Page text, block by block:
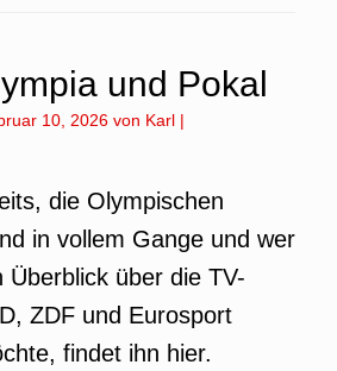
und Pokal
10, 2026 von Karl |
die Olympischen
in vollem Gange und wer
Überblick über die TV-
ZDF und Eurosport
findet ihn hier.